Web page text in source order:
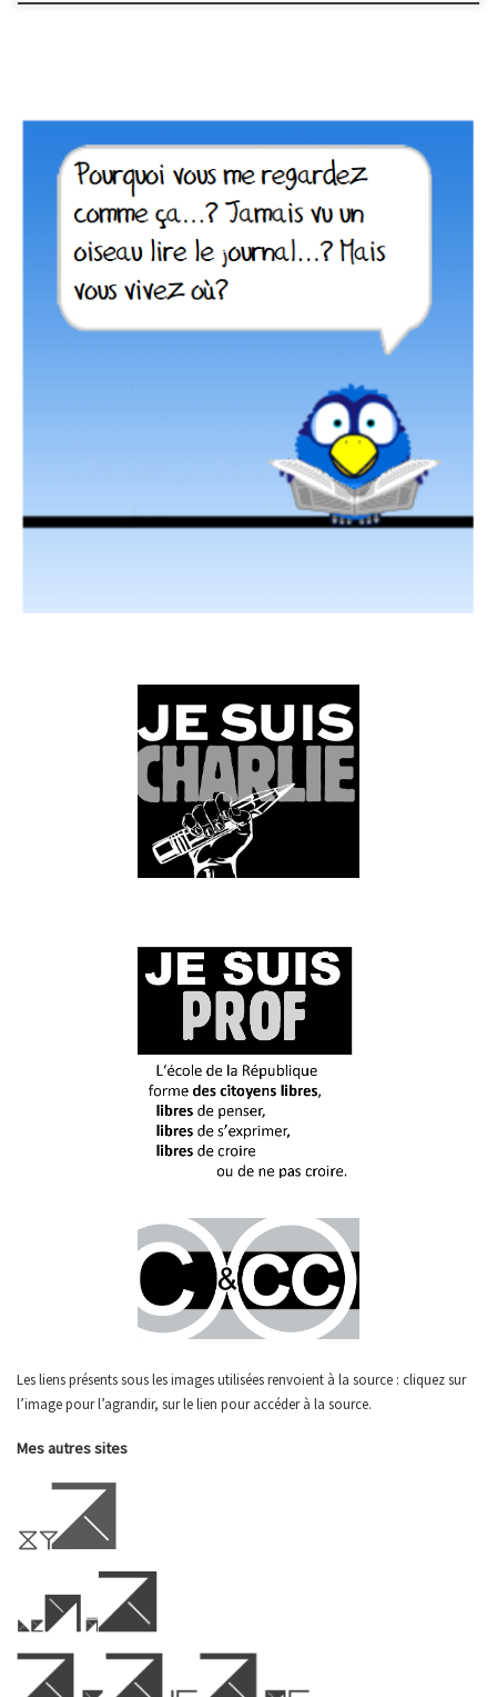
Les liens présents sous les images utilisées renvoient à la source : cliquez sur
l’image pour l’agrandir, sur le lien pour accéder à la source.
Mes autres sites